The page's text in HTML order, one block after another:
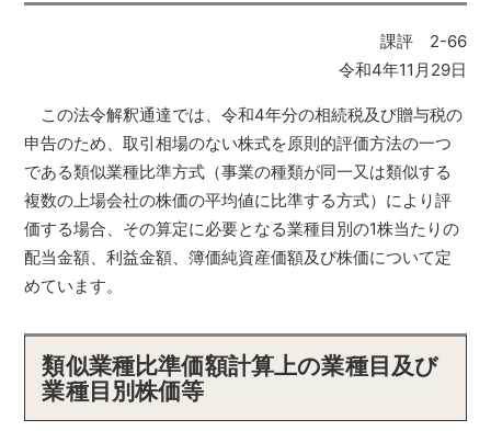
課評 2-66
令和4年11月29日
この法令解釈通達では、令和4年分の相続税及び贈与税の
申告のため、取引相場のない株式を原則的評価方法の一つ
である類似業種比準方式（事業の種類が同一又は類似する
複数の上場会社の株価の平均値に比準する方式）により評
価する場合、その算定に必要となる業種目別の1株当たりの
配当金額、利益金額、簿価純資産価額及び株価について定
めています。
類似業種比準価額計算上の業種目及び
業種目別株価等